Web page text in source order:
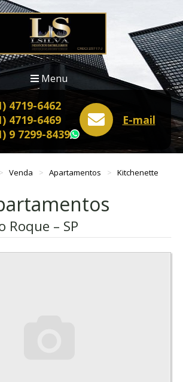
Menu
4719-6462
4719-6469
9 7299-8439
WhatsApp
E-mail
Venda Apartamentos Kitchenette
Roque – SP